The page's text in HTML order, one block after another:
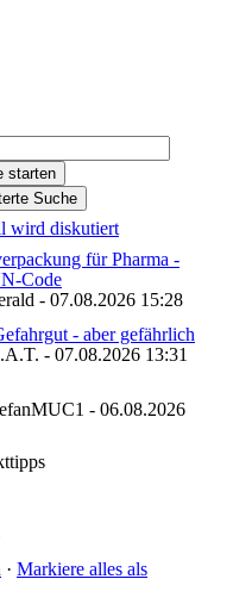
wird diskutiert
für Pharma -
Code
- 07.08.2026 15:28
- aber gefährlich
- 07.08.2026 13:31
- 06.08.2026
· Markiere alles als